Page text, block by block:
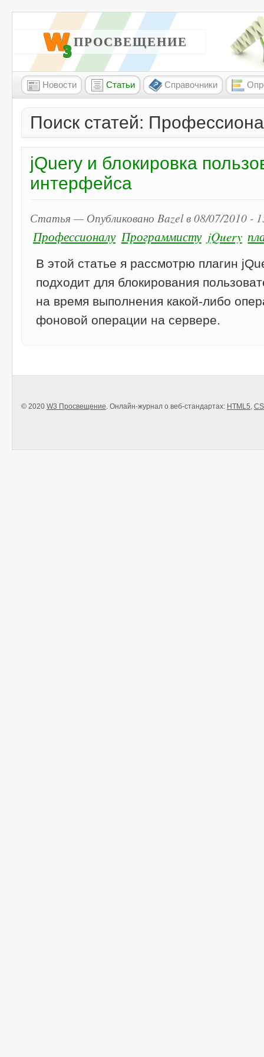
W3 ПРОСВЕЩЕНИЕ
Новости Статьи Справочники
Поиск статей:
jQuery и блокировка
интерфейса
Статья — Опубликовано Bazel в 08/07/2010 -
Профессионалу Программисту jQuery
В этой статье я рассмотрю плагин
подходит для блокирования
на время выполнения какой-либо
фоновой операции на сервере.
© 2020 W3 Просвещение . Онлайн-журнал о веб-стандартах: HTML5